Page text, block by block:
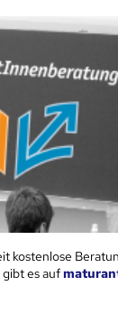
kostenlose
es auf